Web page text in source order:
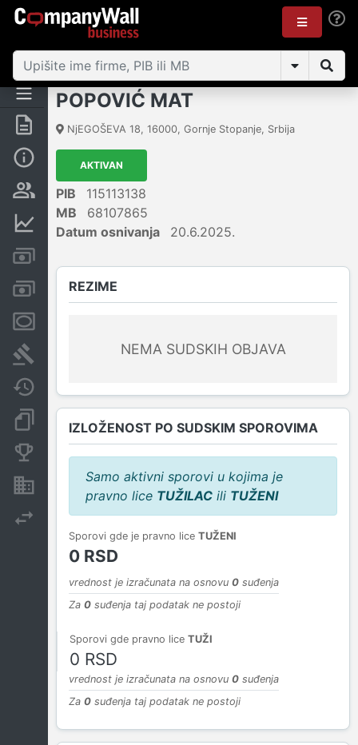
Rezime
Vlasnička struktura
Računi i blokade
Sudski sporovi
Dokumenti i objave
Nekretnine i imovina
Izvoz
POPOVIĆ MAT
NjEGOŠEVA 18, 16000, Gornje Stopanje, Srbija
AKTIVAN
PIB
115113138
MB
68107865
Datum osnivanja
20.6.2025.
REZIME
NEMA SUDSKIH OBJAVA
IZLOŽENOST PO SUDSKIM SPOROVIMA
Samo aktivni sporovi u kojima je
pravno lice TUŽILAC ili TUŽENI
Sporovi gde je pravno lice TUŽENI
0 RSD
vrednost je izračunata na osnovu 0 suđenja
Za 0 suđenja taj podatak ne postoji
Sporovi gde pravno lice TUŽI
0 RSD
vrednost je izračunata na osnovu 0 suđenja
Za 0 suđenja taj podatak ne postoji